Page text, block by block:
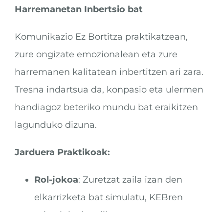
Harremanetan Inbertsio bat
Komunikazio Ez Bortitza praktikatzean,
zure ongizate emozionalean eta zure
harremanen kalitatean inbertitzen ari zara.
Tresna indartsua da, konpasio eta ulermen
handiagoz beteriko mundu bat eraikitzen
lagunduko dizuna.
Jarduera Praktikoak:
Rol-jokoa: Zuretzat zaila izan den
elkarrizketa bat simulatu, KEBren